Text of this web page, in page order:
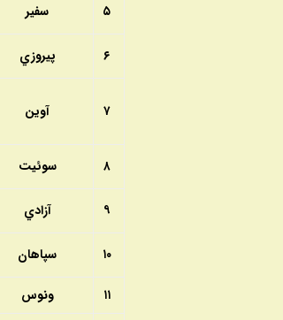
۵ سفير
۶ پيروزي
۷ آوين
۸ سوئيت
۹ آزادي
۱۰ سپاهان
۱۱ ونوس